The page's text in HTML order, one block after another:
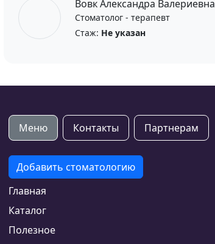
Вовк Александра Валериевна
Стоматолог - терапевт
Стаж: Не указан
Меню Контакты Партнерам
Добавить стоматологию
Главная
Каталог
Полезное